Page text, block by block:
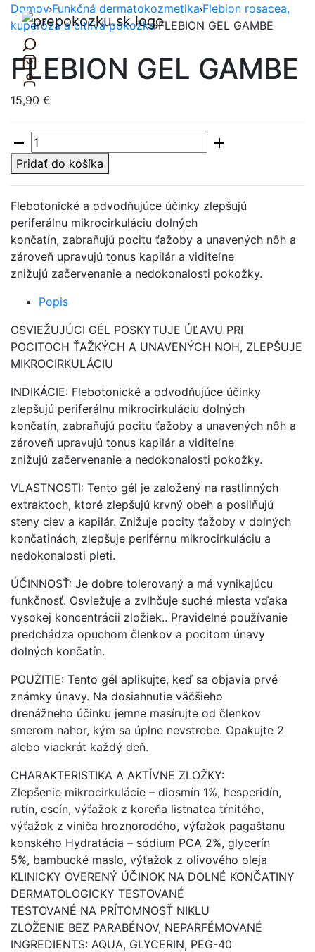
Domov Funkčná dermatokozmetika Flebion rosacea,
kuperóza a citlivá pokožka FLEBION GEL GAMBE
FLEBION GEL GAMBE
15,90 €
množstvo
FLEBION
GEL
GAMBE
Pridať do košíka
Flebotonické a odvodňujúce účinky zlepšujú
periferálnu mikrocirkuláciu dolných
končatín, zabraňujú pocitu ťažoby a unavených nôh a
zároveň upravujú tonus kapilár a viditeľne
znižujú začervenanie a nedokonalosti pokožky.
Popis
OSVIEŽUJÚCI GÉL POSKYTUJE ÚĽAVU PRI
POCITOCH ŤAŽKÝCH A UNAVENÝCH NOH, ZLEPŠUJE
MIKROCIRKULÁCIU
INDIKÁCIE: Flebotonické a odvodňujúce účinky
zlepšujú periferálnu mikrocirkuláciu dolných
končatín, zabraňujú pocitu ťažoby a unavených nôh a
zároveň upravujú tonus kapilár a viditeľne
znižujú začervenanie a nedokonalosti pokožky.
VLASTNOSTI: Tento gél je založený na rastlinných
extraktoch, ktoré zlepšujú krvný obeh a posilňujú
steny ciev a kapilár. Znižuje pocity ťažoby v dolných
končatinách, zlepšuje periférnu mikrocirkuláciu a
nedokonalosti pleti.
ÚČINNOSŤ: Je dobre tolerovaný a má vynikajúcu
funkčnosť. Osviežuje a zvlhčuje suché miesta vďaka
vysokej koncentrácii zložiek.. Pravidelné používanie
predchádza opuchom členkov a pocitom únavy
dolných končatín.
POUŽITIE: Tento gél aplikujte, keď sa objavia prvé
známky únavy. Na dosiahnutie väčšieho
drenážneho účinku jemne masírujte od členkov
smerom nahor, kým sa úplne nevstrebe. Opakujte 2
alebo viackrát každý deň.
CHARAKTERISTIKA A AKTÍVNE ZLOŽKY:
Zlepšenie mikrocirkulácie – diosmín 1%, hesperidín,
rutín, escín, výťažok z koreňa listnatca tŕnitého,
výťažok z viniča hroznorodého, výťažok pagaštanu
konského Hydratácia – sódium PCA 2%, glycerín
5%, bambucké maslo, výťažok z olivového oleja
KLINICKY OVERENÝ ÚČINOK NA DOLNÉ KONČATINY
DERMATOLOGICKY TESTOVANÉ
TESTOVANÉ NA PRÍTOMNOSŤ NIKLU
ZLOŽENIE BEZ PARABÉNOV, NEPARFÉMOVANÉ
INGREDIENTS: AQUA, GLYCERIN, PEG-40